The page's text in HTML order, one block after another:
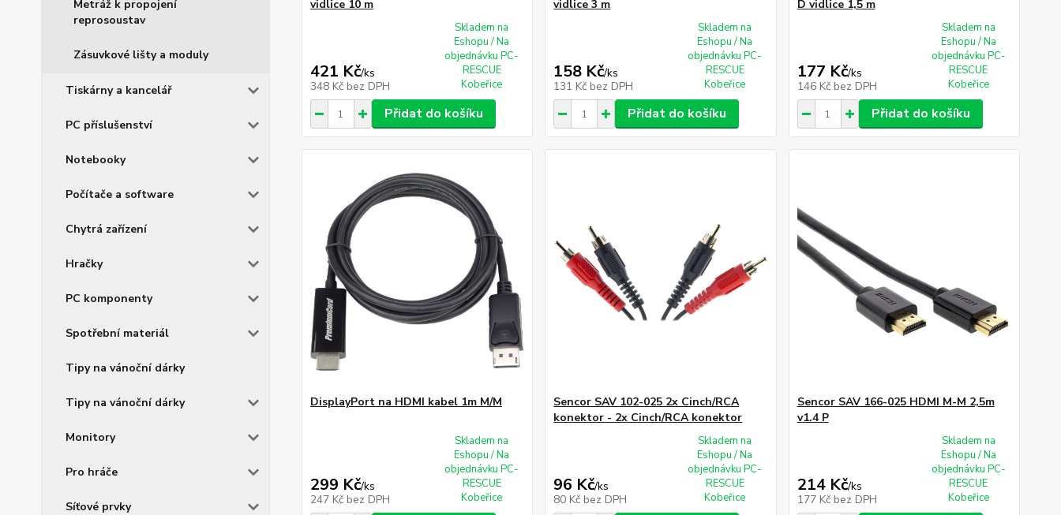
Metráž k propojení
reprosoustav
Zásuvkové lišty a moduly
Tiskárny a kancelář
PC příslušenství
Notebooky
Počítače a software
Chytrá zařízení
Hračky
PC komponenty
Spotřební materiál
Tipy na vánoční dárky
Tipy na vánoční dárky
Monitory
Pro hráče
Síťové prvky
vidlice 10 m
421 Kč/ks
348 Kč bez DPH
Skladem na
Eshopu / Na
objednávku PC-
RESCUE
Kobeřice
Přidat do košíku
vidlice 3 m
158 Kč/ks
131 Kč bez DPH
Skladem na
Eshopu / Na
objednávku PC-
RESCUE
Kobeřice
Přidat do košíku
D vidlice 1,5 m
177 Kč/ks
146 Kč bez DPH
Skladem na
Eshopu / Na
objednávku PC-
RESCUE
Kobeřice
Přidat do košíku
DisplayPort na HDMI kabel 1m M/M
299 Kč/ks
247 Kč bez DPH
Skladem na
Eshopu / Na
objednávku PC-
RESCUE
Kobeřice
Sencor SAV 102-025 2x Cinch/RCA
konektor - 2x Cinch/RCA konektor
96 Kč/ks
80 Kč bez DPH
Skladem na
Eshopu / Na
objednávku PC-
RESCUE
Kobeřice
Sencor SAV 166-025 HDMI M-M 2,5m
v1.4 P
214 Kč/ks
177 Kč bez DPH
Skladem na
Eshopu / Na
objednávku PC-
RESCUE
Kobeřice